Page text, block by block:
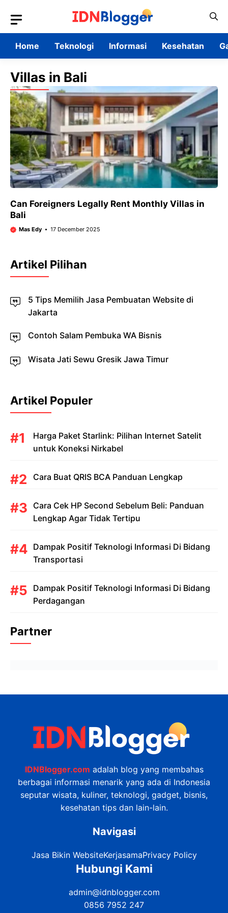
content
Home
Teknologi Informasi Kesehatan
Villas in Bali
Can Foreigners Legally Rent Monthly Villas in
Bali
Mas Edy 17 December 2025
Artikel Pilihan
5 Tips Memilih Jasa Pembuatan Website di
Jakarta
Contoh Salam Pembuka WA Bisnis
Wisata Jati Sewu Gresik Jawa Timur
Artikel Populer
Harga Paket Starlink: Pilihan Internet Satelit
untuk Koneksi Nirkabel
Cara Buat QRIS BCA Panduan Lengkap
Cara Cek HP Second Sebelum Beli: Panduan
Lengkap Agar Tidak Tertipu
Dampak Positif Teknologi Informasi Di Bidang
Transportasi
Dampak Positif Teknologi Informasi Di Bidang
Perdagangan
Partner
IDNBlogger.com adalah blog yang membahas
berbagai informasi menarik yang ada di Indonesia
seputar wisata, kuliner, teknologi, gadget, bisnis,
kesehatan tips dan lain-lain.
Navigasi
Jasa Bikin WebsiteKerjasamaPrivacy Policy
Hubungi Kami
admin@idnblogger.com
0856 7952 247